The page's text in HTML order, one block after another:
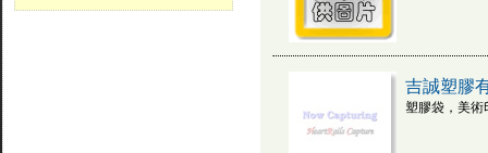
吉誠塑膠
塑膠袋，美術